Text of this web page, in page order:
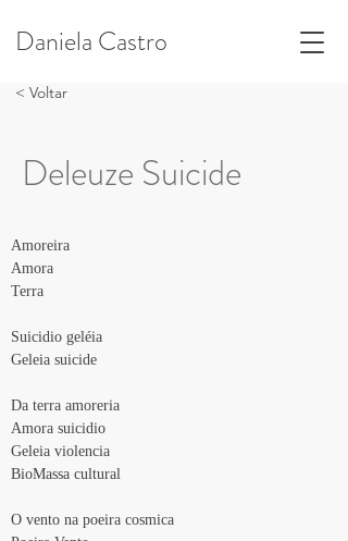
Daniela Castro
< Voltar
Deleuze Suicide
Amoreira
Amora
Terra
Suicidio geléia
Geleia suicide
Da terra amoreria
Amora suicidio
Geleia violencia
BioMassa cultural
O vento na poeira cosmica